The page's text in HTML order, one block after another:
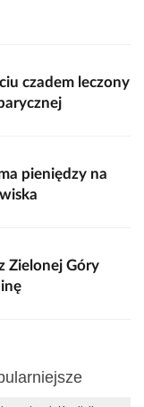
czadem leczony
pieniędzy na
Zielonej Góry